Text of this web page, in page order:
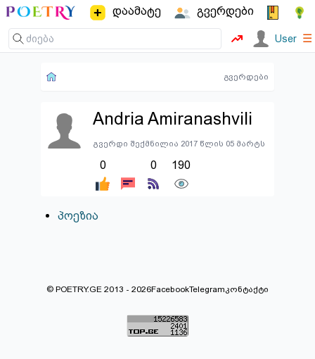
დაამატე გვერდები
User ☰
გვერდები
Andria Amiranashvili
გვერდი შექმნილია 2017 წლის 05 მარტს
0 0 190
პოეზია
© POETRY.GE 2013 - 2026FacebookTelegramკონტაქტი